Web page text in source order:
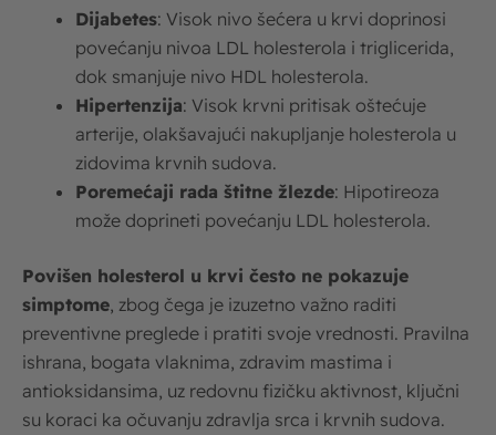
Dijabetes: Visok nivo šećera u krvi doprinosi
povećanju nivoa LDL holesterola i triglicerida,
dok smanjuje nivo HDL holesterola.
Hipertenzija: Visok krvni pritisak oštećuje
arterije, olakšavajući nakupljanje holesterola u
zidovima krvnih sudova.
Poremećaji rada štitne žlezde: Hipotireoza
može doprineti povećanju LDL holesterola.
Povišen holesterol u krvi često ne pokazuje
simptome, zbog čega je izuzetno važno raditi
preventivne preglede i pratiti svoje vrednosti. Pravilna
ishrana, bogata vlaknima, zdravim mastima i
antioksidansima, uz redovnu fizičku aktivnost, ključni
su koraci ka očuvanju zdravlja srca i krvnih sudova.